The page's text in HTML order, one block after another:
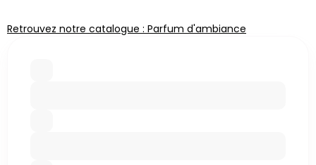
Retrouvez notre catalogue : Parfum d'ambiance